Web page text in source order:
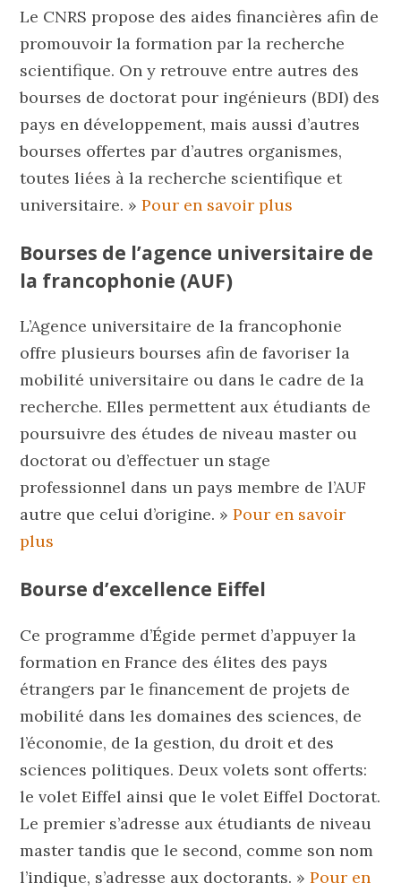
Le CNRS propose des aides financières afin de
promouvoir la formation par la recherche
scientifique. On y retrouve entre autres des
bourses de doctorat pour ingénieurs (BDI) des
pays en développement, mais aussi d’autres
bourses offertes par d’autres organismes,
toutes liées à la recherche scientifique et
universitaire. »Pour en savoir plus
Bourses de l’agence universitaire de
la francophonie (AUF)
L’Agence universitaire de la francophonie
offre plusieurs bourses afin de favoriser la
mobilité universitaire ou dans le cadre de la
recherche. Elles permettent aux étudiants de
poursuivre des études de niveau master ou
doctorat ou d’effectuer un stage
professionnel dans un pays membre de l’AUF
autre que celui d’origine. »Pour en savoir
plus
Bourse d’excellence Eiffel
Ce programme d’Égide permet d’appuyer la
formation en France des élites des pays
étrangers par le financement de projets de
mobilité dans les domaines des sciences, de
l’économie, de la gestion, du droit et des
sciences politiques. Deux volets sont offerts:
le volet Eiffel ainsi que le volet Eiffel Doctorat.
Le premier s’adresse aux étudiants de niveau
master tandis que le second, comme son nom
l’indique, s’adresse aux doctorants. »Pour en